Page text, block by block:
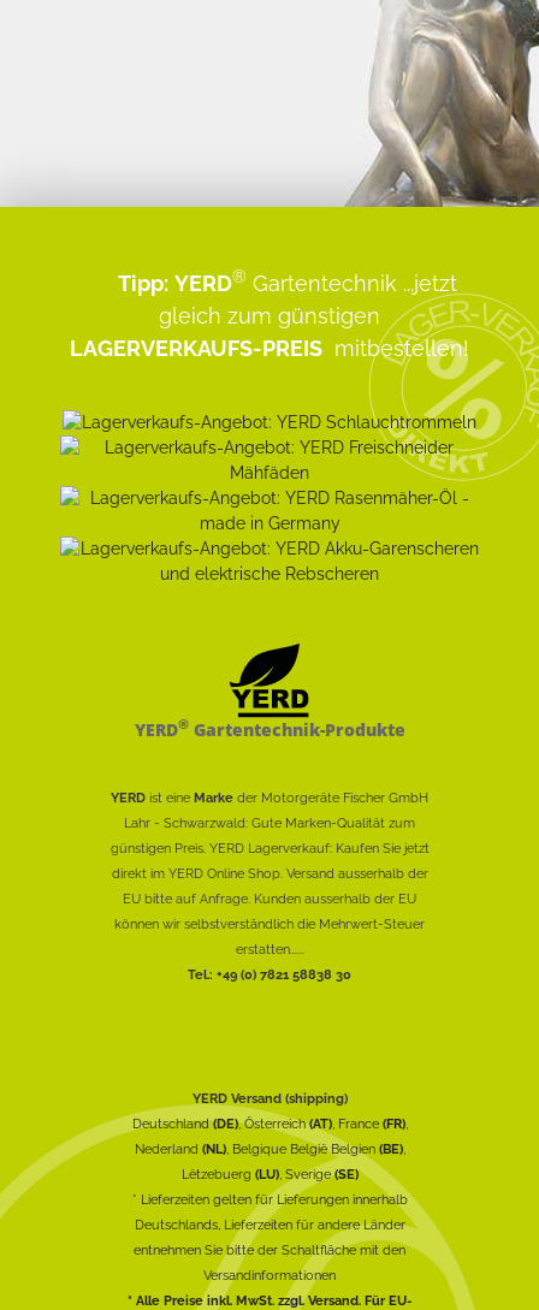
Tipp: YERD® Gartentechnik ...jetzt
gleich zum günstigen
LAGERVERKAUFS-PREIS mitbestellen!
YERD®Gartentechnik-Produkte
YERD ist eine Marke der Motorgeräte Fischer GmbH
Lahr - Schwarzwald: Gute Marken-Qualität zum
günstigen Preis. YERD Lagerverkauf: Kaufen Sie jetzt
direkt im YERD Online Shop. Versand ausserhalb der
EU bitte auf Anfrage. Kunden ausserhalb der EU
können wir selbstverständlich die Mehrwert-Steuer
erstatten......
Tel.: +49 (0) 7821 58838 30
YERD Versand (shipping)
Deutschland(DE), Österreich(AT), France (FR),
Nederland (NL), Belgique België Belgien (BE),
Lëtzebuerg (LU), Sverige(SE)
* Lieferzeiten gelten für Lieferungen innerhalb
Deutschlands, Lieferzeiten für andere Länder
entnehmen Sie bitte der Schaltfläche mit den
Versandinformationen
* Alle Preise inkl. MwSt. zzgl. Versand. Für EU-